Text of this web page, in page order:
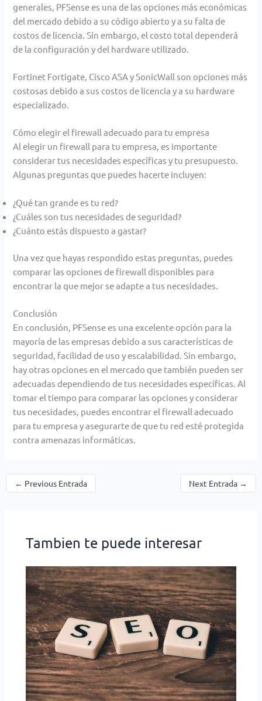
generales, PFSense es una de las opciones más económicas
del mercado debido a su código abierto y a su faltade
costos de licencia. Sin embargo, el costo total dependerá
de la configuración y del hardware utilizado.
Fortinet Fortigate, Cisco ASA y SonicWall son opciones más
costosas debido a sus costos de licencia y a su hardware
especializado.
Cómo elegir el firewall adecuado para tu empresa
Al elegir un firewall para tu empresa, es importante
considerar tus necesidades específicas y tu presupuesto.
Algunas preguntas que puedes hacerte incluyen:
¿Qué tan grande es tu red?
¿Cuáles son tus necesidades de seguridad?
¿Cuánto estás dispuesto a gastar?
Una vez que hayas respondido estas preguntas, puedes
comparar las opciones de firewall disponibles para
encontrar la que mejor se adapte a tus necesidades.
Conclusión
En conclusión, PFSense es una excelente opción para la
mayoría de las empresas debido a sus características de
seguridad, facilidad de uso y escalabilidad. Sin embargo,
hay otras opciones en el mercado que también pueden ser
adecuadas dependiendo de tus necesidades específicas. Al
tomar el tiempo para comparar las opciones yconsiderar
tus necesidades, puedes encontrar el firewall adecuado
para tu empresa y asegurarte de que tu redesté protegida
contra amenazas informáticas.
← Previous Entrada Next Entrada →
Tambien te puede interesar